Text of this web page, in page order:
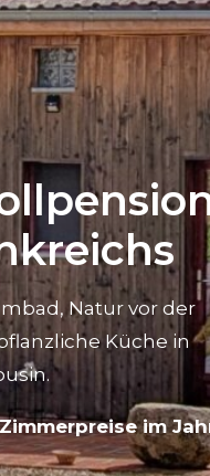
Natur vor der
Küche in
im